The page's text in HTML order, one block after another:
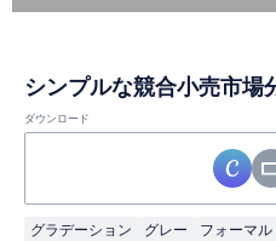
シンプルな競合小売市場
ダウンロード
グラデーション グレー フォーマル